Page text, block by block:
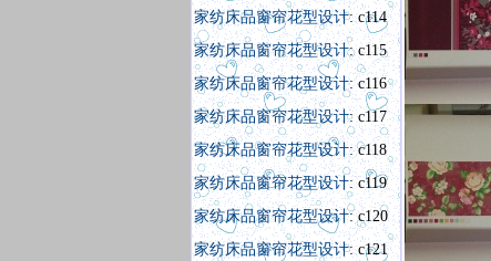
家纺床品窗帘花型设计: c114
家纺床品窗帘花型设计: c115
家纺床品窗帘花型设计: c116
家纺床品窗帘花型设计: c117
家纺床品窗帘花型设计: c118
家纺床品窗帘花型设计: c119
家纺床品窗帘花型设计: c120
家纺床品窗帘花型设计: c121